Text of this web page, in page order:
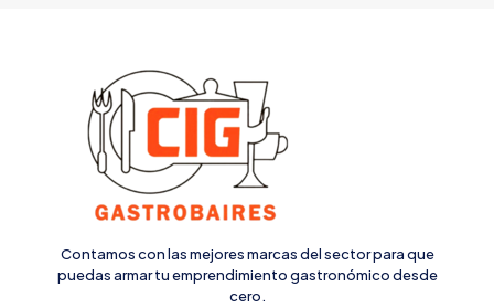
Contamos con las mejores marcas del sector para que
puedas armar tu emprendimiento gastronómico desde
cero.